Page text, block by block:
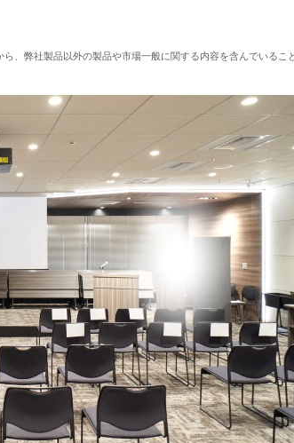
、弊社製品以外の製品や市場一般に関する内容を含んでいるこ